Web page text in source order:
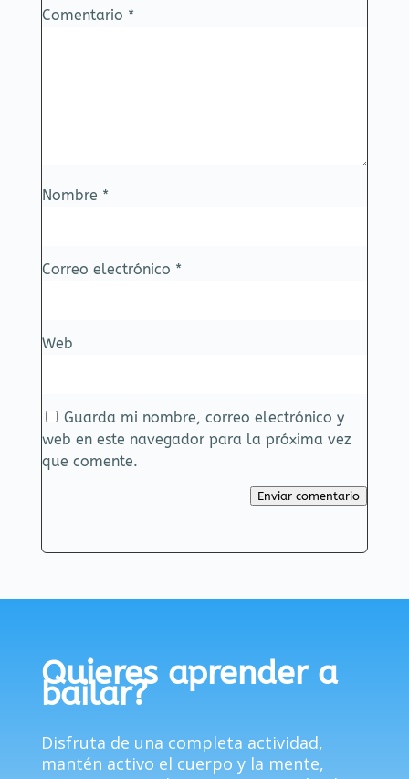
Comentario *
Nombre *
Correo electrónico *
Web
Guarda mi nombre, correo electrónico y
web en este navegador para la próxima vez
que comente.
Enviar comentario
Quieres aprender a
bailar?
Disfruta de una completa actividad,
mantén activo el cuerpo y la mente,